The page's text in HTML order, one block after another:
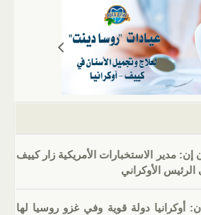
er
gr
a
m
s
A
p
p
مدير الاستخبارات الأمريكية زار كييف
الرئيس الأوكراني
أوكرانيا دولة قوية وفي غزو روسيا لها